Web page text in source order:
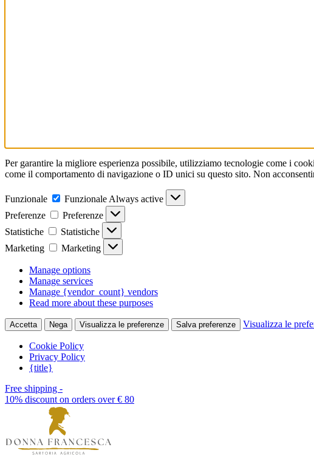
Per garantire la migliore esperienza possibile, utilizziamo tecnologie come i
come il comportamento di navigazione o ID unici su questo sito. Non
Funzionale Funzionale Always active
Preferenze
Preferenze
Statistiche
Statistiche
Marketing
Marketing
Manage options
Manage services
Manage {vendor_count} vendors
Read more about these purposes
Accetta Nega Visualizza le preferenze Salva preferenze Visualizza le
Cookie Policy
Privacy Policy
{title}
Free shipping -
10% discount on orders over € 80